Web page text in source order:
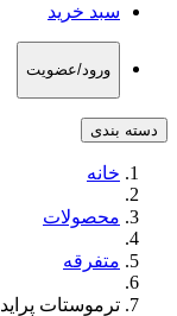
سبد خرید
ورود/عضویت
دسته بندی
خانه
محصولات
متفرقه
ترموستات پراید 82 درجه شرکت سایپا